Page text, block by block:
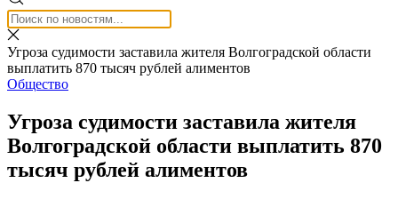
Угроза судимости заставила жителя Волгоградской области
выплатить 870 тысяч рублей алиментов
Общество
Угроза судимости заставила жителя
Волгоградской области выплатить 870
тысяч рублей алиментов